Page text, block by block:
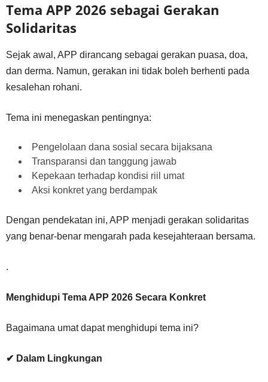
Tema APP 2026 sebagai Gerakan
Solidaritas
Sejak awal, APP dirancang sebagai gerakan puasa, doa,
dan derma. Namun, gerakan ini tidak boleh berhenti pada
kesalehan rohani.
Tema ini menegaskan pentingnya:
Pengelolaan dana sosial secara bijaksana
Transparansi dan tanggung jawab
Kepekaan terhadap kondisi riil umat
Aksi konkret yang berdampak
Dengan pendekatan ini, APP menjadi gerakan solidaritas
yang benar-benar mengarah pada kesejahteraan bersama.
.
Menghidupi Tema APP 2026 Secara Konkret
Bagaimana umat dapat menghidupi tema ini?
✔ Dalam Lingkungan